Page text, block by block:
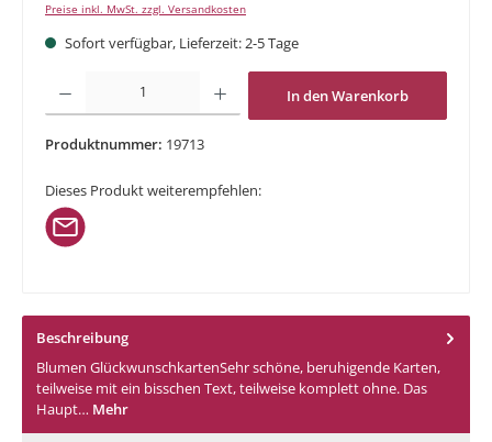
Preise inkl. MwSt. zzgl. Versandkosten
Sofort verfügbar, Lieferzeit: 2-5 Tage
Produkt Anzahl: Gib den gewünschten Wert ein oder benutze die Schaltflächen um
In den Warenkorb
Produktnummer: 19713
Dieses Produkt weiterempfehlen:
Beschreibung
Blumen GlückwunschkartenSehr schöne, beruhigende Karten,
teilweise mit ein bisschen Text, teilweise komplett ohne. Das
Haupt… Mehr